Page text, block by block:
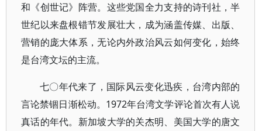
和《创世记》阵营。这些党国全力支持的诗刊社，半
世纪以来盘根错节发展壮大，成为涵盖传媒、出版、
营销的庞大体系，无论内外政治风云如何变化，始终
是台湾文坛的主流。
七〇年代来了，国际风云变化迅疾，台湾内部的
言论禁锢日渐松动。1972年台湾文学评论首次有人说
真话的年代。新加坡大学的关杰明、美国大学的唐文